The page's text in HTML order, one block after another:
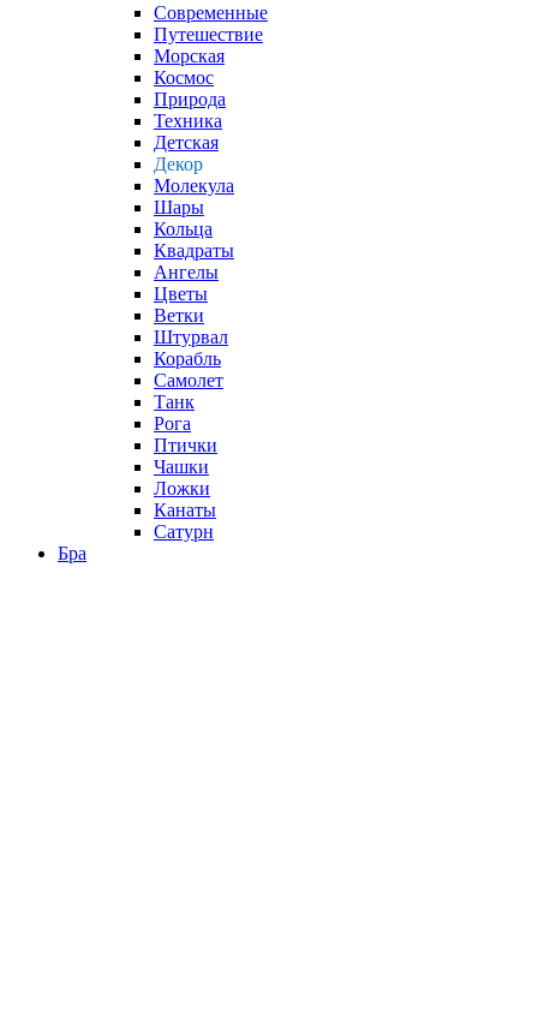
Современные
Путешествие
Морская
Космос
Природа
Техника
Детская
Декор
Молекула
Шары
Кольца
Квадраты
Ангелы
Цветы
Ветки
Штурвал
Корабль
Самолет
Танк
Рога
Птички
Чашки
Ложки
Канаты
Сатурн
Бра